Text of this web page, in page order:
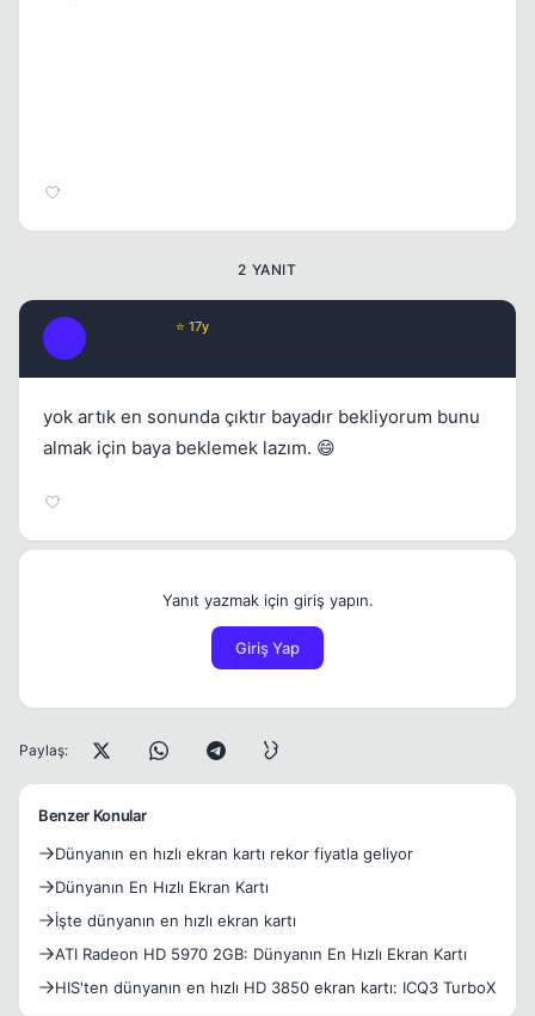
2 YANIT
⭐ 17y
yok artık en sonunda çıktır bayadır bekliyorum bunu
almak için baya beklemek lazım. 😄
Yanıt yazmak için giriş yapın.
Giriş Yap
Paylaş:
Benzer Konular
Dünyanın en hızlı ekran kartı rekor fiyatla geliyor
Dünyanın En Hızlı Ekran Kartı
İşte dünyanın en hızlı ekran kartı
ATI Radeon HD 5970 2GB: Dünyanın En Hızlı Ekran Kartı
HIS'ten dünyanın en hızlı HD 3850 ekran kartı: ICQ3 TurboX